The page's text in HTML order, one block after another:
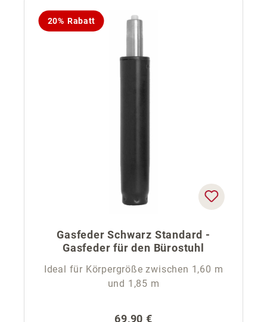
20% Rabatt
Gasfeder Schwarz Standard -
Gasfeder für den Bürostuhl
Ideal für Körpergröße zwischen 1,60 m
und 1,85 m
Regulärer Preis:
69,90 €